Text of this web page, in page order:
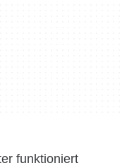
funktioniert